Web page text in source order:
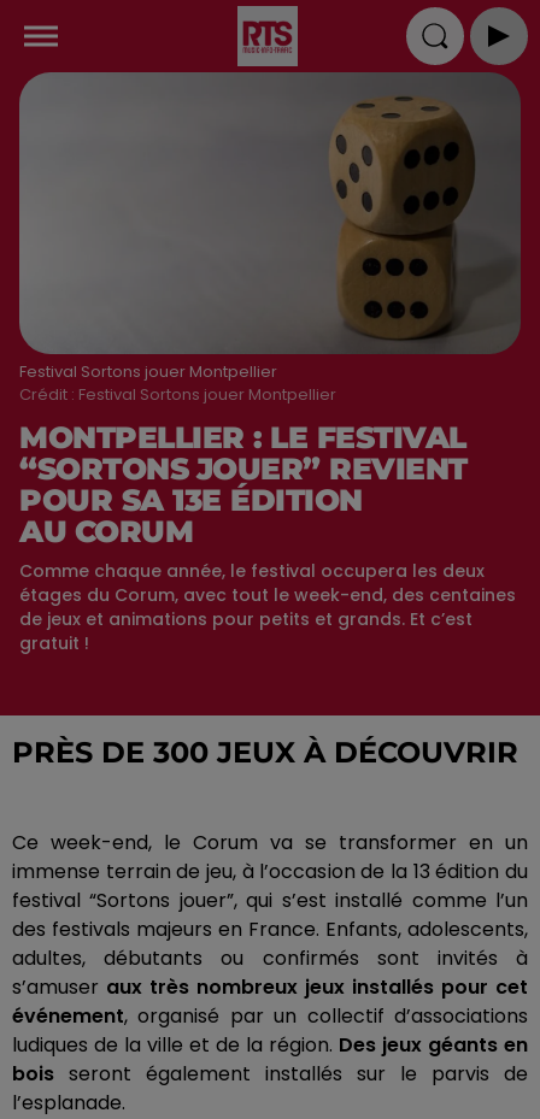
Festival Sortons jouer Montpellier
Crédit : Festival Sortons jouer Montpellier
MONTPELLIER : LE FESTIVAL
“SORTONS JOUER” REVIENT
POUR SA 13E ÉDITION
AU CORUM
Comme chaque année, le festival occupera les deux
étages du Corum, avec tout le week-end, des centaines
de jeux et animations pour petits et grands. Et c’est
gratuit !
PRÈS DE 300 JEUX À DÉCOUVRIR
Ce week-end, le Corum va se transformer en un
immense terrain de jeu, à l’occasion de la 13 édition du
festival “Sortons jouer”, qui s’est installé comme l’un
des festivals majeurs en France. Enfants, adolescents,
adultes, débutants ou confirmés sont invités à
s’amuser aux très nombreux jeux installés pour cet
événement, organisé par un collectif d’associations
ludiques de la ville et de la région. Des jeux géants en
bois seront également installés sur le parvis de
l’esplanade.